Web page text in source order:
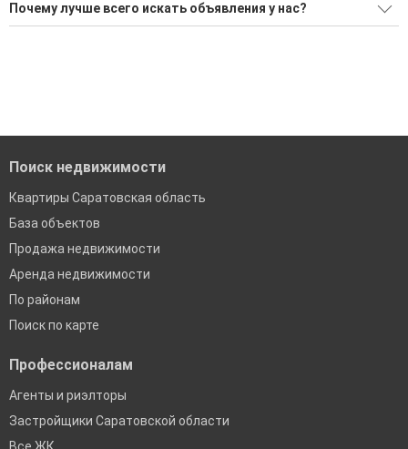
59 актуальных и проверенных объявлений
Почему лучше всего искать объявления у нас?
Поиск недвижимости
Квартиры Саратовская область
База объектов
Продажа недвижимости
Аренда недвижимости
По районам
Поиск по карте
Профессионалам
Агенты и риэлторы
Застройщики Саратовской области